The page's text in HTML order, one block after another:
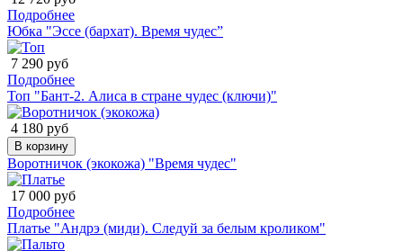
Подробнее
Юбка "Эссе (бархат). Время чудес”
7 290 руб
Подробнее
Топ "Бант-2. Алиса в стране чудес (ключи)"
4 180 руб
В корзину
Воротничок (экокожа) "Время чудес"
17 000 руб
Подробнее
Платье "Андрэ (миди). Следуй за белым кроликом"